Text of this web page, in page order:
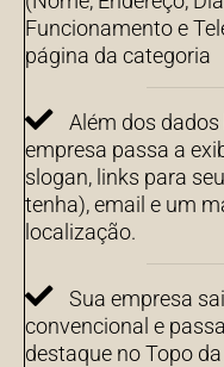
Funcionamento e
página da categoria
Além dos
empresa passa a
slogan, links para
tenha), email e um
localização.
Sua empresa
convencional e
destaque no Topo